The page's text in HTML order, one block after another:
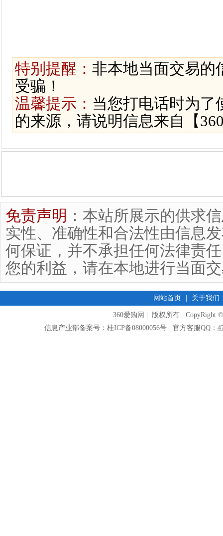
特别提醒： 非本地当面交易的
受骗！
温馨提示： 当您打电话时为了
的来源，请说明信息来自【
免责声明 ：本站所展示的供求
实性、准确性和合法性由信息
何保证，并不承担任何法律责
您的利益，请在本地进行当面
网站首页 关于我们
360爱购网 | 版权所有 CopyRight ©
信息产业部备案号：桂ICP备08000056号 官方客服QQ：